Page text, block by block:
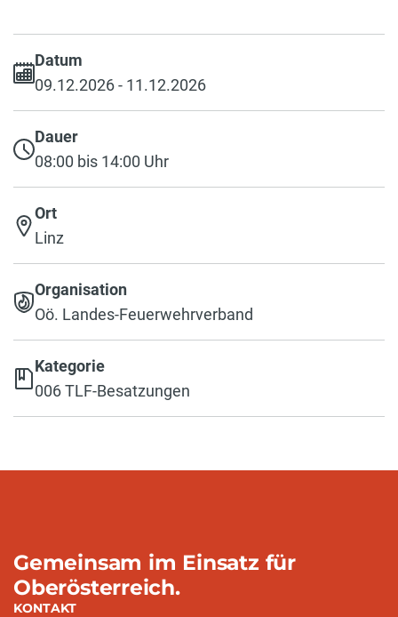
Datum
09.12.2026 - 11.12.2026
Dauer
08:00 bis 14:00 Uhr
Ort
Linz
Organisation
Oö. Landes-Feuerwehrverband
Kategorie
006 TLF-Besatzungen
Gemeinsam im Einsatz für
Oberösterreich.
KONTAKT